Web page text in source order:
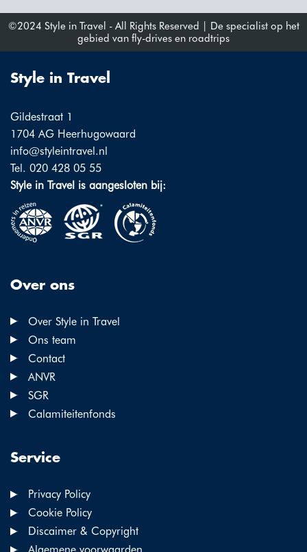
©2024 Style in Travel - All Rights Reserved | De specialist op het
gebied van fly-drives en roadtrips
Style in Travel
Gildestraat 1
1704 AG Heerhugowaard
info@styleintravel.nl
Tel. 020 428 05 55
Style in Travel is aangesloten bij:
Over ons
Over Style in Travel
Ons team
Contact
ANVR
SGR
Calamiteitenfonds
Service
Privacy Policy
Cookie Policy
Discaimer & Copyright